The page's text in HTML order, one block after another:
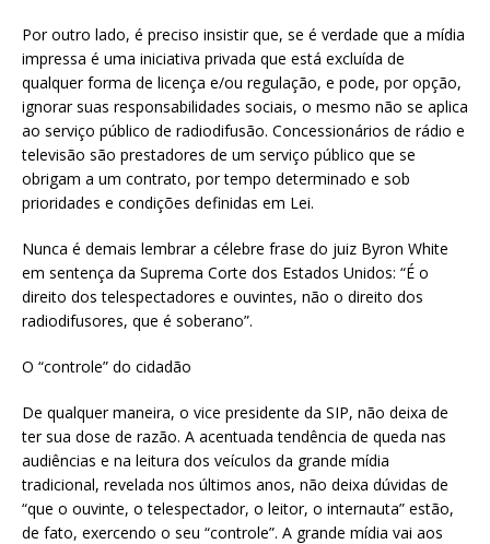
Por outro lado, é preciso insistir que, se é verdade que a mídia
impressa é uma iniciativa privada que está excluída de
qualquer forma de licença e/ou regulação, e pode, por opção,
ignorar suas responsabilidades sociais, o mesmo não se aplica
ao serviço público de radiodifusão. Concessionários de rádio e
televisão são prestadores de um serviço público que se
obrigam a um contrato, por tempo determinado e sob
prioridades e condições definidas em Lei.
Nunca é demais lembrar a célebre frase do juiz Byron White
em sentença da Suprema Corte dos Estados Unidos: “É o
direito dos telespectadores e ouvintes, não o direito dos
radiodifusores, que é soberano”.
O “controle” do cidadão
De qualquer maneira, o vice presidente da SIP, não deixa de
ter sua dose de razão. A acentuada tendência de queda nas
audiências e na leitura dos veículos da grande mídia
tradicional, revelada nos últimos anos, não deixa dúvidas de
“que o ouvinte, o telespectador, o leitor, o internauta” estão,
de fato, exercendo o seu “controle”. A grande mídia vai aos